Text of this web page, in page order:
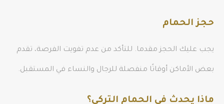
حجز الحمام
يجب عليك الحجز مقدما. للتأكد من عدم تفويت الفرصة، تقدم
بعض الأماكن أوقاتًا منفصلة للرجال والنساء في المستقبل.
ماذا يحدث في الحمام التركي؟